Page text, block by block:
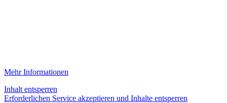
Mehr Informationen
Inhalt entsperren
Erforderlichen Service akzeptieren und Inhalte entsperren